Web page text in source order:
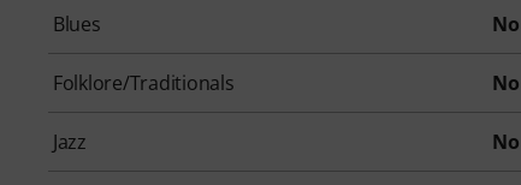
Blues No
Folklore/Traditionals No
Jazz No